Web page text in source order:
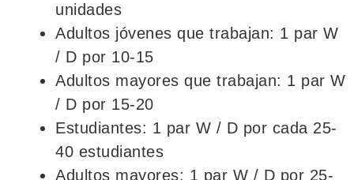
unidades
Adultos jóvenes que trabajan: 1 par W
/ D por 10-15
Adultos mayores que trabajan: 1 par W
/ D por 15-20
Estudiantes: 1 par W / D por cada 25-
40 estudiantes
Adultos mayores: 1 par W / D por 25-